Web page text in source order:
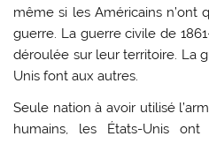
même si les Américains n’ont
guerre. La guerre civile de
déroulée sur leur territoire. La
Unis font aux autres.
Seule nation à avoir utilisé
humains, les États-Unis